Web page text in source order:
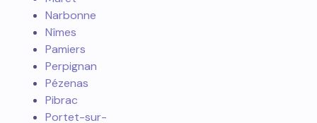
Narbonne
Nîmes
Pamiers
Perpignan
Pézenas
Pibrac
Portet-sur-